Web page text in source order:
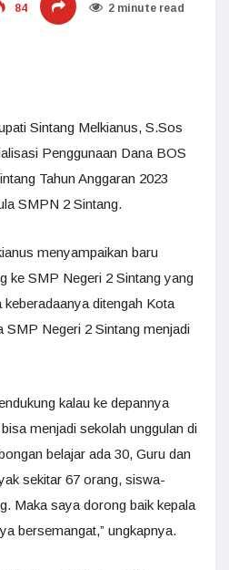
84 2 minute read
Sintang Melkianus, S.Sos
Penggunaan Dana BOS
Tahun Anggaran 2023
SMPN 2 Sintang.
menyampaikan baru
ke SMP Negeri 2 Sintang yang
ditengah Kota
SMP Negeri 2 Sintang menjadi
kalau ke depannya
menjadi sekolah unggulan di
belajar ada 30, Guru dan
sekitar 67 orang, siswa-
Maka saya dorong baik kepala
bersemangat,” ungkapnya.